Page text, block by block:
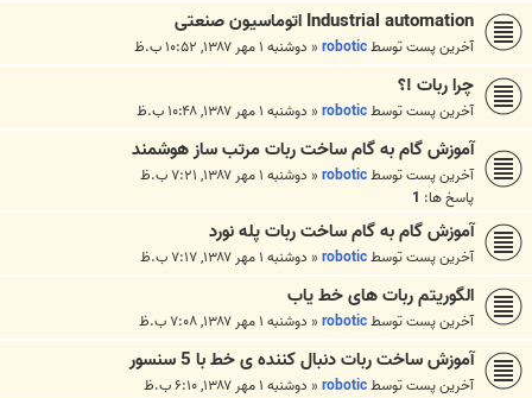
Industrial automation اتوماسیون صنعتی
آخرین پست توسطrobotic
« دوشنبه ۱ مهر ۱۳۸۷, ۱۰:۵۲ ب.ظ
چرا ربات !؟
آخرین پست توسطrobotic
« دوشنبه ۱ مهر ۱۳۸۷, ۱۰:۴۸ ب.ظ
آموزش گام به گام ساخت ربات مرتب ساز هوشمند
آخرین پست توسطrobotic
« دوشنبه ۱ مهر ۱۳۸۷, ۷:۲۱ ب.ظ
پاسخ ها: 1
آموزش گام به گام ساخت ربات پله نورد
آخرین پست توسطrobotic
« دوشنبه ۱ مهر ۱۳۸۷, ۷:۱۷ ب.ظ
الگوریتم ربات های خط یاب
آخرین پست توسطrobotic
« دوشنبه ۱ مهر ۱۳۸۷, ۷:۰۸ ب.ظ
آموزش ساخت ربات دنبال کننده ی خط با 5 سنسور
آخرین پست توسطrobotic
« دوشنبه ۱ مهر ۱۳۸۷, ۶:۱۰ ب.ظ